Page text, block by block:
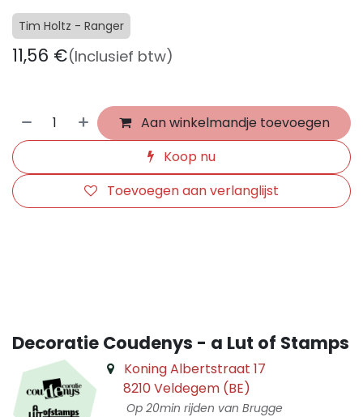
Tim Holtz - Ranger
11,56 €(Inclusief btw)
Aan winkelmandje toevoegen
Koop nu
Toevoegen aan verlanglijst
Decoratie Coudenys - a Lut of Stamps
Koning Albertstraat 17
8210 Veldegem (BE)
Op 20min rijden van Brugge